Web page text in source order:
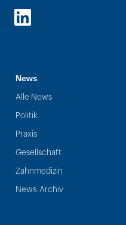
LinkedIn
News
Alle News
Politik
Praxis
Gesellschaft
Zahnmedizin
News-Archiv